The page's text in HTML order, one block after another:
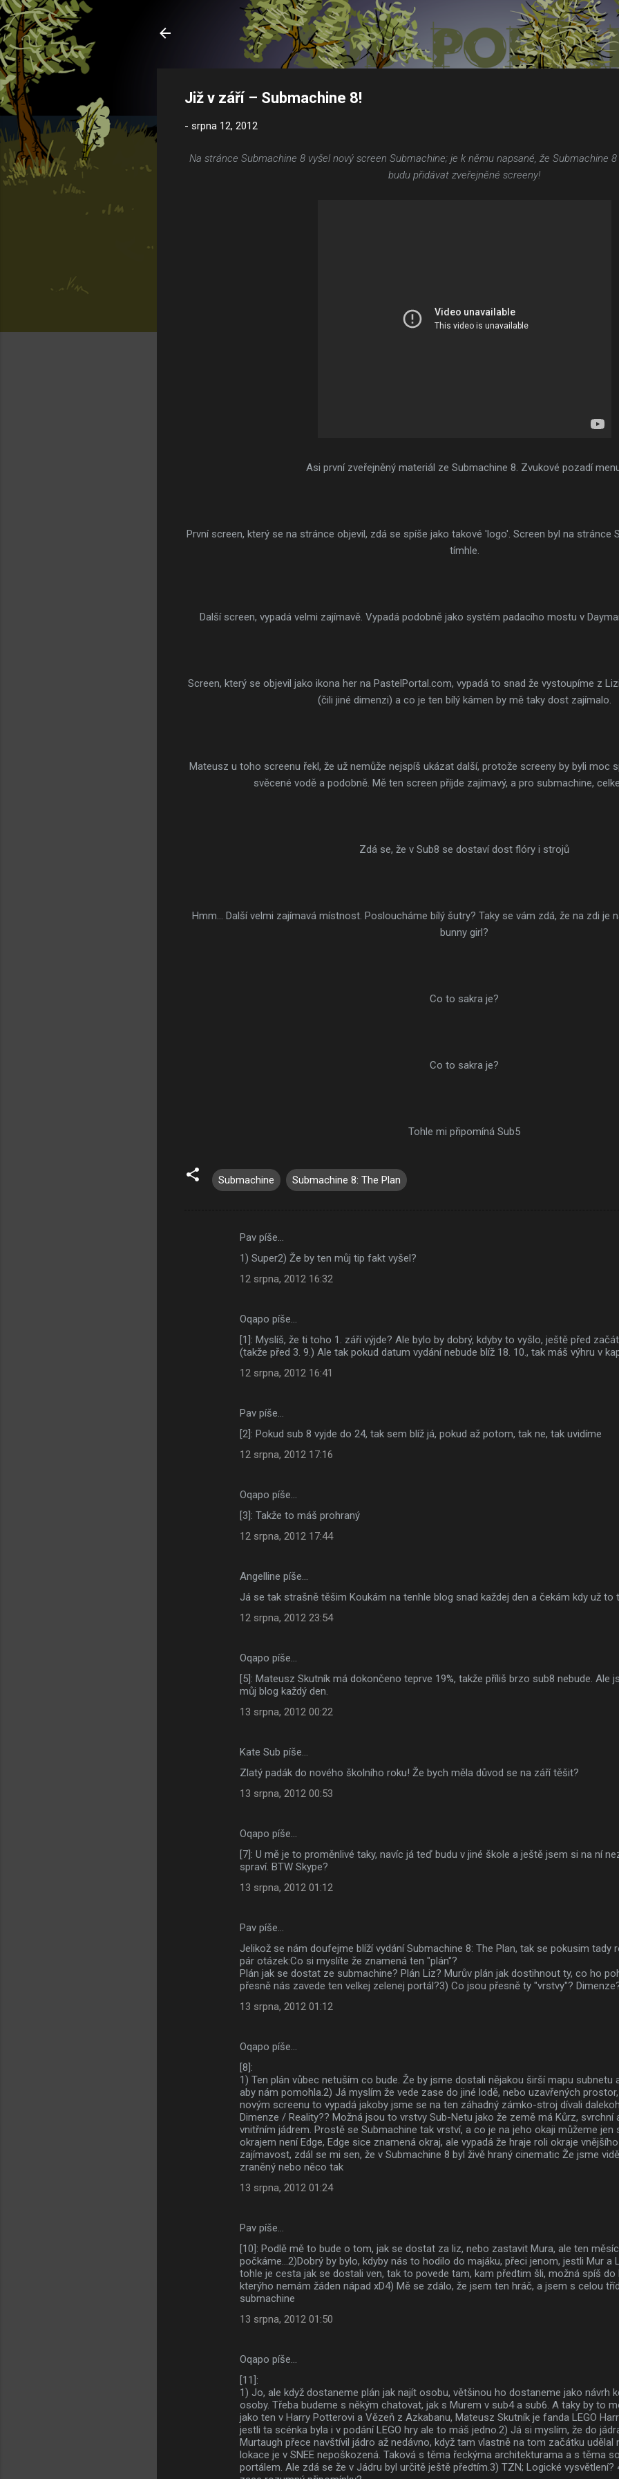
Přeskočit na hlavní obsah
Již v září – Submachine 8!
- srpna 12, 2012
Na stránce Submachine 8 vyšel nový screen Submachine; je k němu napsané, že Submachine
budu přidávat zveřejněné screeny!
Asi první zveřejněný materiál ze Submachine 8. Zvukové pozadí
První screen, který se na stránce objevil, zdá se spíše jako takové 'logo'. Screen byl na stránce
tímhle.
Další screen, vypadá velmi zajímavě. Vypadá podobně jako systém padacího mostu v
Screen, který se objevil jako ikona her na PastelPortal.com, vypadá to snad že vystoupíme z
(čili jiné dimenzi) a co je ten bílý kámen by mě taky dost zajímalo.
Mateusz u toho screenu řekl, že už nemůže nejspíš ukázat další, protože screeny by byli moc
svěcené vodě a podobně. Mě ten screen příjde zajímavý, a pro submachine,
Zdá se, že v Sub8 se dostaví dost flóry i strojů
Hmm... Další velmi zajímavá místnost. Posloucháme bílý šutry? Taky se vám zdá, že na zdi je
bunny girl?
Co to sakra je?
Co to sakra je?
Tohle mi připomíná Sub5
Submachine Submachine 8: The Plan
Pav píše…
1) Super2) Že by ten můj tip fakt vyšel?
12 srpna, 2012 16:32
Oqapo píše…
[1]: Myslíš, že ti toho 1. září výjde? Ale bylo by dobrý, kdyby to vyšlo, ještě před
(takže před 3. 9.) Ale tak pokud datum vydání nebude blíž 18. 10., tak máš výhru v
12 srpna, 2012 16:41
Pav píše…
[2]: Pokud sub 8 vyjde do 24, tak sem blíž já, pokud až potom, tak ne, tak uvidíme
12 srpna, 2012 17:16
Oqapo píše…
[3]: Takže to máš prohraný
12 srpna, 2012 17:44
Angelline píše…
Já se tak strašně těšim Koukám na tenhle blog snad každej den a čekám kdy už to
12 srpna, 2012 23:54
Oqapo píše…
[5]: Mateusz Skutník má dokončeno teprve 19%, takže příliš brzo sub8 nebude. Ale
můj blog každý den.
13 srpna, 2012 00:22
Kate Sub píše…
Zlatý padák do nového školního roku! Že bych měla důvod se na září těšit?
13 srpna, 2012 00:53
Oqapo píše…
[7]: U mě je to proměnlivé taky, navíc já teď budu v jiné škole a ještě jsem si na ní
spraví. BTW Skype?
13 srpna, 2012 01:12
Pav píše…
Jelikož se nám doufejme blíží vydání Submachine 8: The Plan, tak se pokusim tady
pár otázek:Co si myslíte že znamená ten "plán"?
Plán jak se dostat ze submachine? Plán Liz? Murův plán jak dostihnout ty, co ho
přesně nás zavede ten velkej zelenej portál?3) Co jsou přesně ty "vrstvy"?
13 srpna, 2012 01:12
Oqapo píše…
[8]:
1) Ten plán vůbec netuším co bude. Že by jsme dostali nějakou širší mapu subnetu
aby nám pomohla.2) Já myslím že vede zase do jiné lodě, nebo uzavřených
novým screenu to vypadá jakoby jsme se na ten záhadný zámko-stroj dívali
Dimenze / Reality?? Možná jsou to vrstvy Sub-Netu jako že země má Kůrz, svrchní
vnitřním jádrem. Prostě se Submachine tak vrství, a co je na jeho okaji můžeme jen
okrajem není Edge, Edge sice znamená okraj, ale vypadá že hraje roli okraje
zajímavost, zdál se mi sen, že v Submachine 8 byl živě hraný cinematic Že jsme
zraněný nebo něco tak
13 srpna, 2012 01:24
Pav píše…
[10]: Podlě mě to bude o tom, jak se dostat za liz, nebo zastavit Mura, ale ten
počkáme...2)Dobrý by bylo, kdyby nás to hodilo do majáku, přeci jenom, jestli Mur a
tohle je cesta jak se dostali ven, tak to povede tam, kam předtim šli, možná spíš do
kterýho nemám žáden nápad xD4) Mě se zdálo, že jsem ten hráč, a jsem s celou
submachine
13 srpna, 2012 01:50
Oqapo píše…
[11]:
1) Jo, ale když dostaneme plán jak najít osobu, většinou ho dostaneme jako návrh
osoby. Třeba budeme s někým chatovat, jak s Murem v sub4 a sub6. A taky by to
jako ten v Harry Potterovi a Vězeň z Azkabanu, Mateusz Skutník je fanda LEGO
jestli ta scénka byla i v podání LEGO hry ale to máš jedno.2) Já si myslím, že do
Murtaugh přece navštívil jádro až nedávno, když tam vlastně na tom začátku udělal
lokace je v SNEE nepoškozená. Taková s těma řeckýma architekturama a s těma
portálem. Ale zdá se že v Jádru byl určitě ještě předtím.3) TZN; Logické vysvětlení?